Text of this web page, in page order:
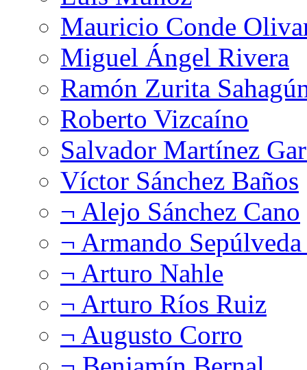
Mauricio Conde
Miguel Ángel Rivera
Ramón Zurita
Roberto Vizcaíno
Salvador Martínez
Víctor Sánchez Baños
¬ Alejo Sánchez Cano
¬ Armando
¬ Arturo Nahle
¬ Arturo Ríos Ruiz
¬ Augusto Corro